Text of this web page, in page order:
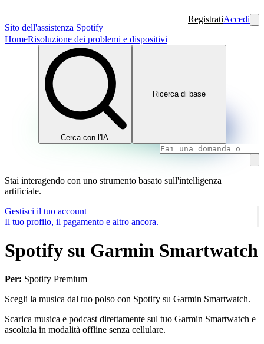
Sito dell'assistenza Spotify
RegistratiAccedi
HomeRisoluzione dei problemi e dispositivi
Cerca con l'IA
Ricerca di base
Stai interagendo con uno strumento basato sull'intelligenza
artificiale.
Gestisci il tuo account
Il tuo profilo, il pagamento e altro ancora.
Spotify su Garmin Smartwatch
Per: Spotify Premium
Scegli la musica dal tuo polso con Spotify su Garmin Smartwatch.
Scarica musica e podcast direttamente sul tuo Garmin Smartwatch e
ascoltala in modalità offline senza cellulare.